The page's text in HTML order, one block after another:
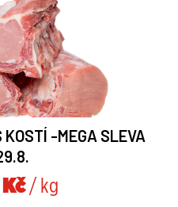
KOSTÍ -MEGA SLEVA
/ kg